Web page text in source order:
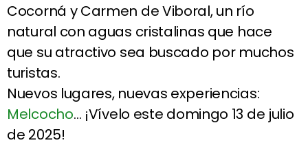
Cocorná y Carmen de Viboral, un río
natural con aguas cristalinas que hace
que su atractivo sea buscado por muchos
turistas.
Nuevos lugares, nuevas experiencias:
Melcocho… ¡Vívelo este domingo 13 de julio
de 2025!